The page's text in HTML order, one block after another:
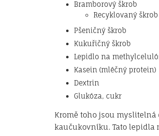
Bramborový škrob
Recyklovaný
Pšeničný škrob
Kukuřičný škrob
Lepidlo na
Kasein (mléčný protein)
Dextrin
Glukóza, cukr
Kromě toho jsou
kaučukovníku. Tato lepidla